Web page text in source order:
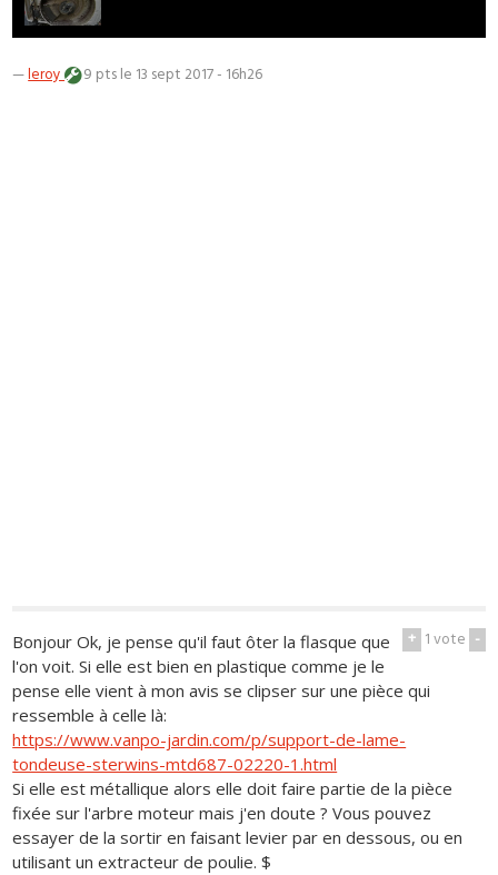
—leroy 9 ptsle 13 sept 2017 - 16h26
+ 1vote -
Bonjour Ok, je pense qu'il faut ôter la flasque que
l'on voit. Si elle est bien en plastique comme je le
pense elle vient à mon avis se clipser sur une pièce qui
ressemble à celle là:
https://www.vanpo-jardin.com/p/support-de-lame-
tondeuse-sterwins-mtd687-02220-1.html
Si elle est métallique alors elle doit faire partie de la pièce
fixée sur l'arbre moteur mais j'en doute ? Vous pouvez
essayer de la sortir en faisant levier par en dessous, ou en
utilisant un extracteur de poulie. $